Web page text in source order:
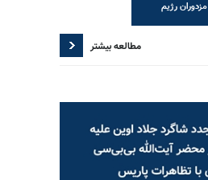
مزدوران رژیم
مطالعه بیشتر